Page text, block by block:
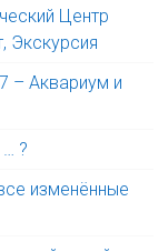
Центр
Экскурсия
– Аквариум и
… ?
изменённые